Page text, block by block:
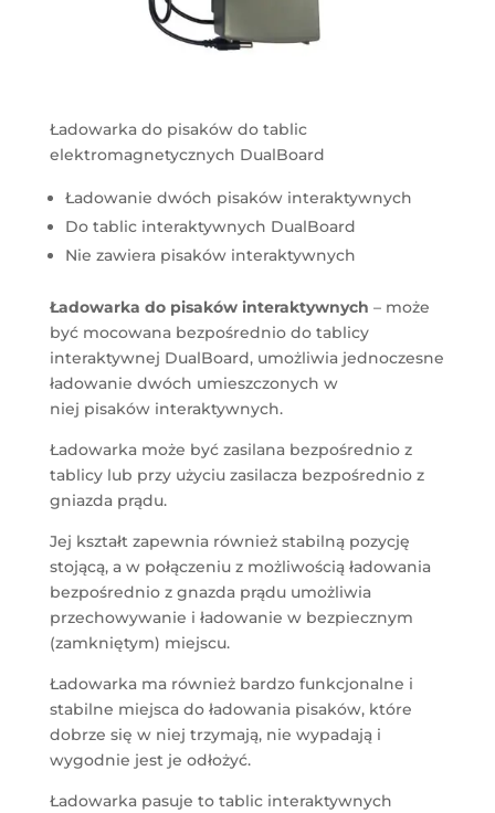
Ładowarka do pisaków do tablic
elektromagnetycznych DualBoard
Ładowanie dwóch pisaków interaktywnych
Do tablic interaktywnych DualBoard
Nie zawiera pisaków interaktywnych
Ładowarka do pisaków interaktywnych – może
być mocowana bezpośrednio do tablicy
interaktywnej DualBoard, umożliwia jednoczesne
ładowanie dwóch umieszczonych w
niej pisaków interaktywnych.
Ładowarka może być zasilana bezpośrednio z
tablicy lub przy użyciu zasilacza bezpośrednio z
gniazda prądu.
Jej kształt zapewnia również stabilną pozycję
stojącą, a w połączeniu z możliwością ładowania
bezpośrednio z gnazda prądu umożliwia
przechowywanie i ładowanie w bezpiecznym
(zamkniętym) miejscu.
Ładowarka ma również bardzo funkcjonalne i
stabilne miejsca do ładowania pisaków, które
dobrze się w niej trzymają, nie wypadają i
wygodnie jest je odłożyć.
Ładowarka pasuje to tablic interaktywnych